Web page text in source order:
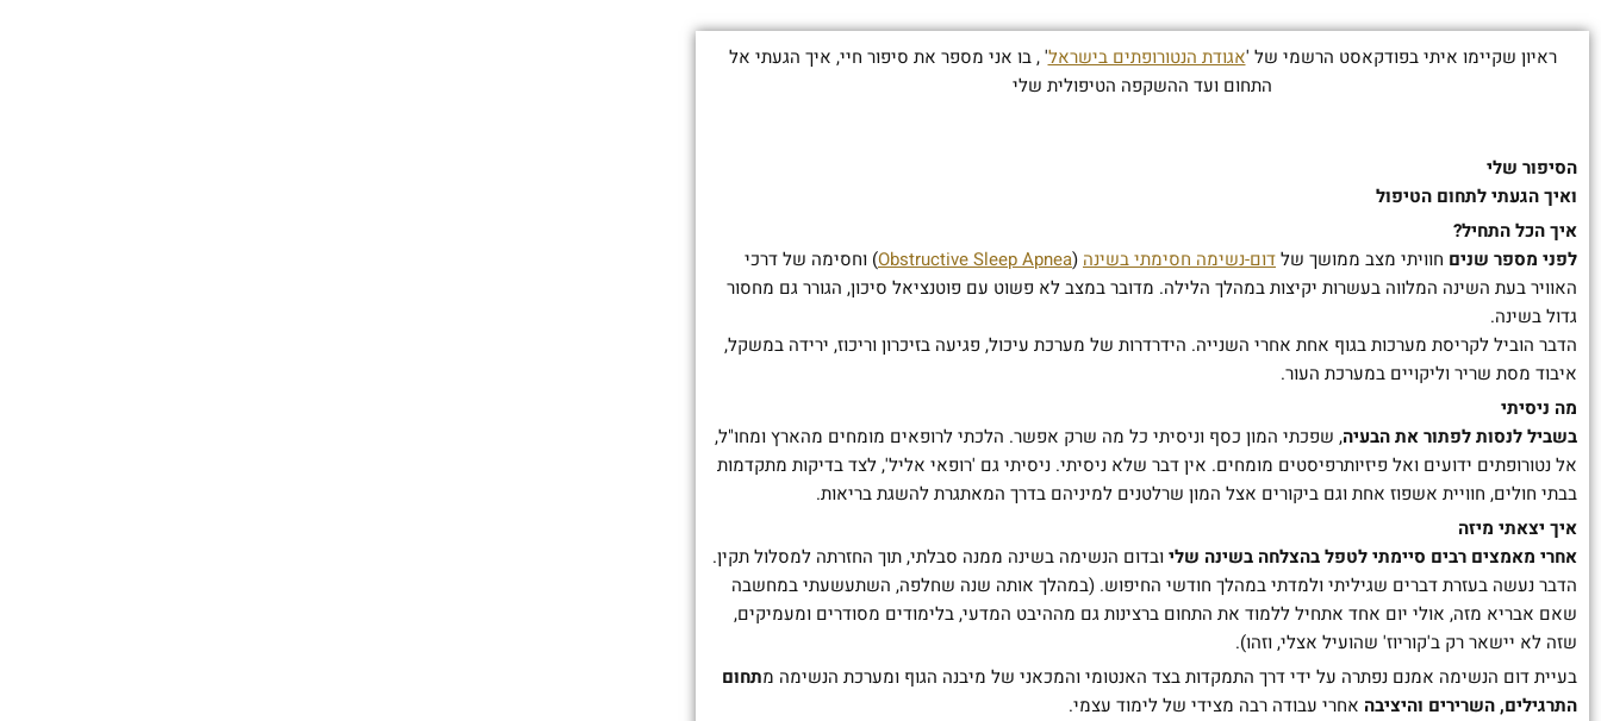
ראיון שקיימו איתי בפודקאסט הרשמי של 'אגודת הנטורופתים בישראל' , בו אני מספר את סיפור חיי, איך הגעתי אל
התחום ועד ההשקפה הטיפולית שלי
הסיפור שלי
ואיך הגעתי לתחום הטיפול
איך הכל התחיל?
לפני מספר שנים חוויתי מצב ממושך שלדום-נשימה חסימתי בשינה (
Obstructive Sleep Apnea) וחסימה של דרכי
האוויר בעת השינה המלווה בעשרות יקיצות במהלך הלילה. מדובר במצב לא פשוט עם פוטנציאל סיכון, הגורר גם מחסור
גדול בשינה.
הדבר הוביל לקריסת מערכות בגוף אחת אחרי השנייה. הידרדרות של מערכת עיכול, פגיעה בזיכרון וריכוז, ירידה במשקל,
איבוד מסת שריר וליקויים במערכת העור.
מה ניסיתי
בשביל לנסות לפתור את הבעיה, שפכתי המון כסף וניסיתי כל מה שרק אפשר. הלכתי לרופאים מומחים מהארץ ומחו"ל,
אל נטורופתים ידועים ואל פיזיותרפיסטים מומחים. אין דבר שלא ניסיתי. ניסיתי גם 'רופאי אליל', לצד בדיקות מתקדמות
בבתי חולים, חוויית אשפוז אחת וגם ביקורים אצל המון שרלטנים למיניהם בדרך המאתגרת להשגת בריאות.
איך יצאתי מיזה
אחרי מאמצים רבים סיימתילטפל בהצלחה בשינה שלי ובדום הנשימה בשינה ממנה סבלתי, תוך החזרתה למסלול תקין.
הדבר נעשה בעזרת דברים שגיליתי ולמדתי במהלך חודשי החיפוש. (במהלך אותה שנה שחלפה, השתעשעתי במחשבה
שאם אבריא מזה, אולי יום אחד אתחיל ללמוד את התחום ברצינות גם מההיבט המדעי, בלימודים מסודרים ומעמיקים,
שזה לא יישאר רק ב'קוריוז' שהועיל אצלי, וזהו).
בעיית דום הנשימה אמנם נפתרה על ידי דרך התמקדות בצד האנטומי והמכאני של מיבנה הגוף ומערכת הנשימה מתחום
התרגילים, השרירים והיציבה אחרי עבודה רבה מצידי של לימוד עצמי.